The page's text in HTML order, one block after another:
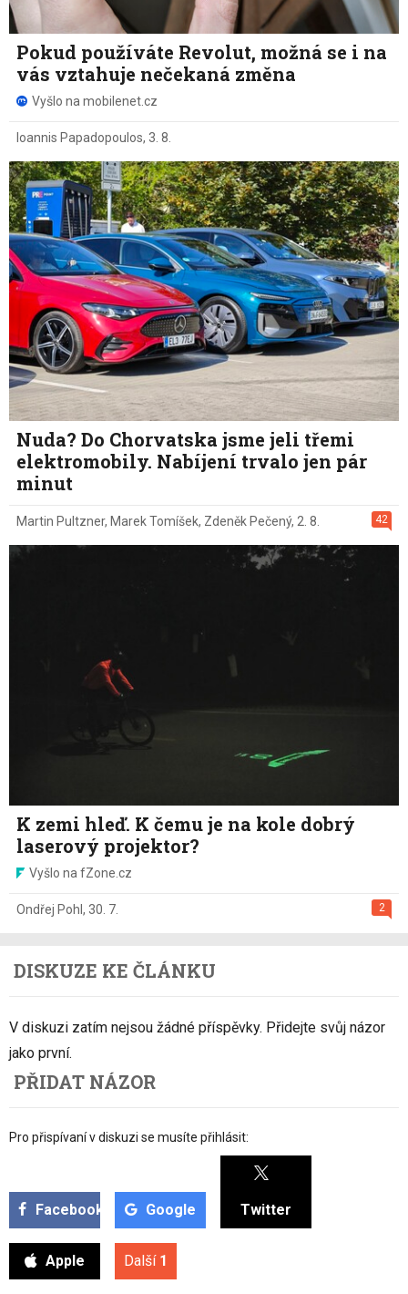
Pokud používáte Revolut, možná se i na
vás vztahuje nečekaná změna
Vyšlo na mobilenet.cz
Ioannis Papadopoulos, 3. 8.
Nuda? Do Chorvatska jsme jeli třemi
elektromobily. Nabíjení trvalo jen pár
minut
42
Martin Pultzner, Marek Tomíšek, Zdeněk Pečený, 2. 8.
K zemi hleď. K čemu je na kole dobrý
laserový projektor?
Vyšlo na fZone.cz
2
Ondřej Pohl , 30. 7.
DISKUZE KE ČLÁNKU
V diskuzi zatím nejsou žádné příspěvky. Přidejte svůj názor
jako první.
PŘIDAT NÁZOR
Pro přispívaní v diskuzi se musíte přihlásit:
Facebook Google Twitter
Apple Další 1